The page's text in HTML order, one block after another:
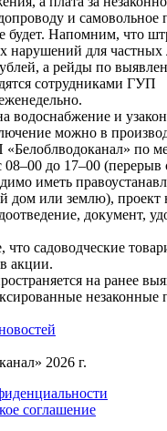
и самовольное
будет. Напомним, что
нарушений для
а рейды по
сотрудниками ГУП
водоснабжение и
можно в
по
08–00 до 17–00 (перерыв
иметь
дом или землю), проект
документ,
садоводческие
акции.
на ранее
незаконные
2026 г.
соглашение